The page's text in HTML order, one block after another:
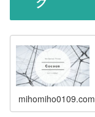
mihomiho0109.com